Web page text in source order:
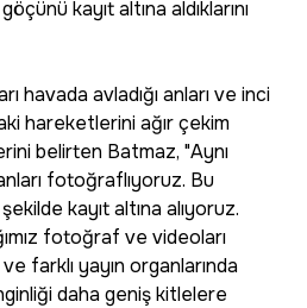
kayıt altına aldıklarını
havada avladığı anları ve inci
hareketlerini ağır çekim
belirten Batmaz, "Aynı
fotoğraflıyoruz. Bu
kayıt altına alıyoruz.
fotoğraf ve videoları
farklı yayın organlarında
daha geniş kitlelere